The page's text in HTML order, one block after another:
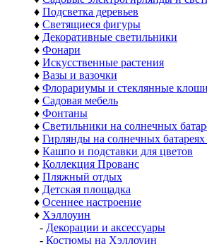
♦ Подсветка деревьев
♦ Светящиеся фигуры
♦ Декоративные светильники
♦ Фонари
♦ Искусственные растения
♦ Вазы и вазочки
♦ Флорариумы и стеклянные клоши
♦ Садовая мебель
♦ Фонтаны
♦ Светильники на солнечных
♦ Гирлянды на солнечных
♦ Кашпо и подставки для цветов
♦ Коллекция Прованс
♦ Пляжный отдых
♦ Детская площадка
♦ Осеннее настроение
♦ Хэллоуин
- Декорации и аксессуары
- Костюмы на Хэллоуин